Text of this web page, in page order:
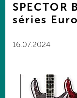
SPECTOR
séries
16.07.2024